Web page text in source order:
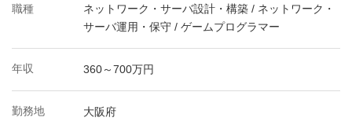
職種
ネットワーク・サーバ設計・構築 / ネットワーク・
サーバ運用・保守 / ゲームプログラマー
年収 360～700万円
勤務地 大阪府